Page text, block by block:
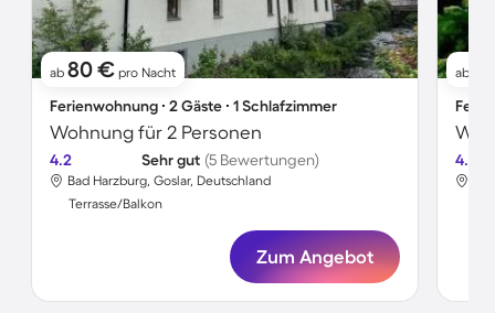
ab 80 € pro Nacht
Ferienwohnung ∙ 2 Gäste ∙ 1 Schlafzimmer
Wohnung für 2 Personen
4.2 Sehr gut (5 Bewertungen)
Bad Harzburg, Goslar, Deutschland
Terrasse/Balkon
Zum Angebot
ab
4.0